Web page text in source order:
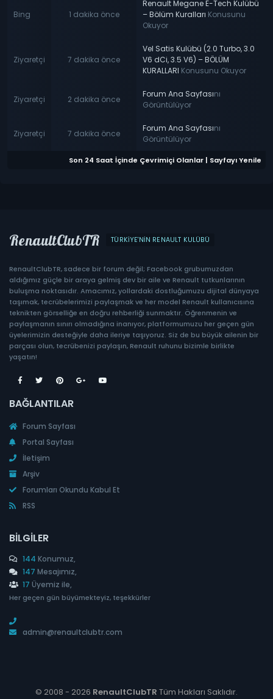
Bing 1 dakika önce
Renault Megane E-Tech Kulübü
– Bölüm Kuralları Konusunu
Okuyor
Ziyaretçi 7 dakika önce
Vel Satis Kulübü (2.0 Turbo, 3.0
V6 dCi, 3.5 V6) – BÖLÜM
KURALLARI Konusunu Okuyor
Ziyaretçi 2 dakika önce
Forum Ana Sayfasını
Görüntülüyor
Ziyaretçi 7 dakika önce
Forum Ana Sayfasını
Görüntülüyor
Son 24 Saat İçinde Çevrimiçi Olanlar | Sayfayı Yenile
RenaultClubTR TÜRKIYE'NIN RENAULT KULÜBÜ
RenaultClubTR, sadece bir forum değil; Facebook grubumuzdan
aldığımız güçle bir araya gelmiş dev bir aile ve Renault tutkunlarının
buluşma noktasıdır. Amacımız, yollardaki dostluğumuzu dijital dünyaya
taşımak, tecrübelerimizi paylaşmak ve her model Renault kullanıcısına
teknikten görselliğe en doğru rehberliği sunmaktır. Öğrenmenin ve
paylaşmanın sınırı olmadığına inanıyor, platformumuzu her geçen gün
üyelerimizin desteğiyle daha ileriye taşıyoruz. Siz de bu büyük ailenin bir
parçası olun, tecrübenizi paylaşın, Renault ruhunu bizimle birlikte
yaşatın!
BAĞLANTILAR
Forum Sayfası
Portal Sayfası
İletişim
Arşiv
Forumları Okundu Kabul Et
RSS
BILGILER
144 Konumuz,
147 Mesajımız,
17 Üyemiz ile,
Her geçen gün büyümekteyiz, teşekkürler
admin@renaultclubtr.com
© 2008 - 2026 RenaultClubTR Tüm Hakları Saklıdır.